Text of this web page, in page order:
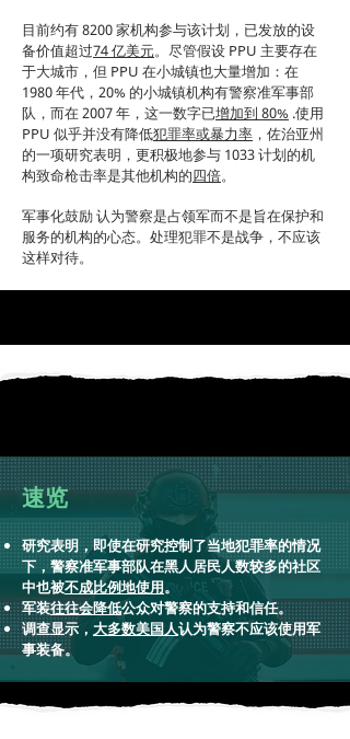
目前约有 8200 家机构参与该计划，已发放的设
备价值超过74 亿美元。尽管假设 PPU 主要存在
于大城市，但 PPU 在小城镇也大量增加：在
1980 年代，20% 的小城镇机构有警察准军事部
队，而在 2007 年，这一数字已增加到 80% .使用
PPU 似乎并没有降低犯罪率或暴力率 ，佐治亚州
的一项研究表明，更积极地参与 1033 计划的机
构致命枪击率是其他机构的四倍。
军事化鼓励认为警察是占领军而不是旨在保护和
服务的机构的心态。处理犯罪不是战争，不应该
这样对待。
速览
研究表明，即使在研究控制了当地犯罪率的情况
下，警察准军事部队在黑人居民人数较多的社区
中也被不成比例地使用。
军装往往会降低公众对警察的支持和信任。
调查显示， 大多数美国人认为警察不应该使用军
事装备。